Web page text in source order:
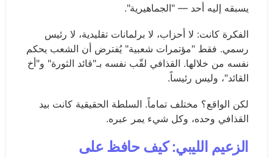
يسبقه إليه أحد — "الجماهيرية".
الفكرة كانت: لا أحزاب، لا برلمانات تقليدية، لا رئيس
رسمي. فقط "مؤتمرات شعبية" يُفترض أن الشعب يحكم
نفسه من خلالها. القذافي لقّب نفسه بـ"قائد الثورة" و"أخ
القائد"، وليس رئيساً.
لكن الواقع؟ مختلف تماماً. السلطة الحقيقية كانت بيد
القذافي وحده، وكل شيء يمر عبره.
الزعيم الليبي: كيف حافظ على